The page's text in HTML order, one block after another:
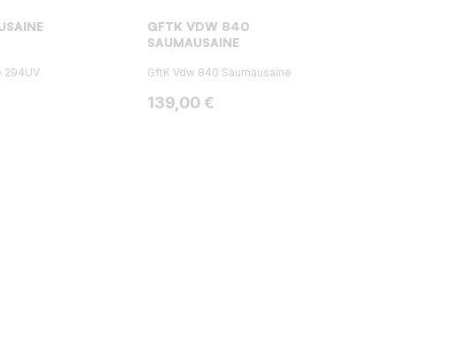
294UV
GFTK VDW 840
SAUMAUSAINE
GftK Vdw 840 Saumausaine
Hinta
139,00 €